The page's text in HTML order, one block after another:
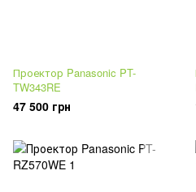
Проектор Panasonic PT-
TW343RE
47 500 грн